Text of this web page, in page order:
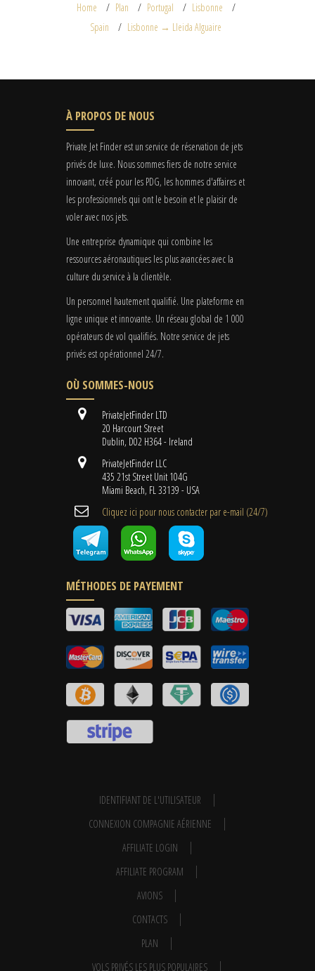
Home Plan Portugal
Lisbonne
Spain
Lisbonne → Lleida Alguaire
À PROPOS DE NOUS
Private Jet Finder est un service de réservation de jets
privés de luxe. Nous sommes fiers de notre service
innovant, créé pour les PDG, les hommes d'affaires et
les professionnels qui ont le besoin et le plaisir de
voler avec nos jets.
Une entreprise dynamique qui combine les
ressources aéronautiques les plus avancées avec la
culture du service à la clientèle.
Un personnel hautement qualifié. Une plateforme en
ligne unique et innovante. Un réseau global de 1 000
opérateurs de vol qualifiés. Notre service de jets
privés est opérationnel 24/7.
OÙ SOMMES-NOUS
PrivateJetFinder LTD
20 Harcourt Street
Dublin, D02 H364 - Ireland
PrivateJetFinder LLC
435 21st Street Unit 104G
Miami Beach, FL 33139 - USA
Cliquez ici pour nous contacter par e-mail (24/7)
MÉTHODES DE PAYEMENT
IDENTIFIANT DE L'UTILISATEUR
CONNEXION COMPAGNIE AÉRIENNE
AFFILIATE LOGIN
AFFILIATE PROGRAM
AVIONS
CONTACTS
PLAN
VOLS PRIVÉS LES PLUS POPULAIRES